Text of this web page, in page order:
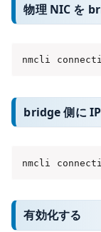
物理 NIC を
nmcli
bridge 側に
nmcli
有効化する